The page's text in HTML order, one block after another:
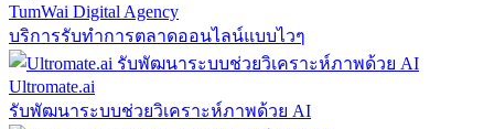
TumWai Digital Agency
บริการรับทำการตลาดออนไลน์แบบไวๆ
Ultromate.ai
รับพัฒนาระบบช่วยวิเคราะห์ภาพด้วย AI